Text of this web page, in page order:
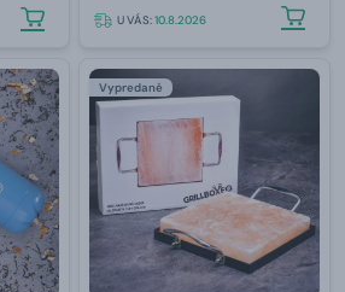
U VÁS:10.8.2026
Vypredané